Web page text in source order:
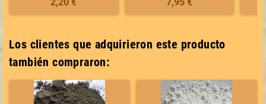
Los clientes que adquirieron este producto
también compraron: